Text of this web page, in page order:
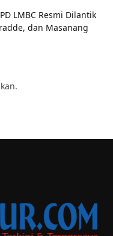
LMBC Resmi Dilantik
dan Masanang